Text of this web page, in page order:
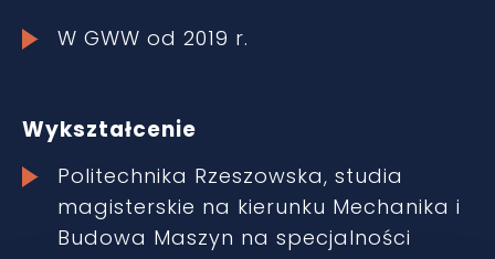
W GWW od 2019 r.
Wykształcenie
Politechnika Rzeszowska, studia
magisterskie na kierunku Mechanika i
Budowa Maszyn na specjalności